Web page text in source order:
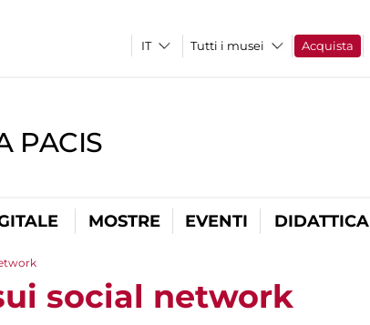
Tutti i musei Acquista
PACIS
MOSTRE EVENTI DIDATTICA
social network